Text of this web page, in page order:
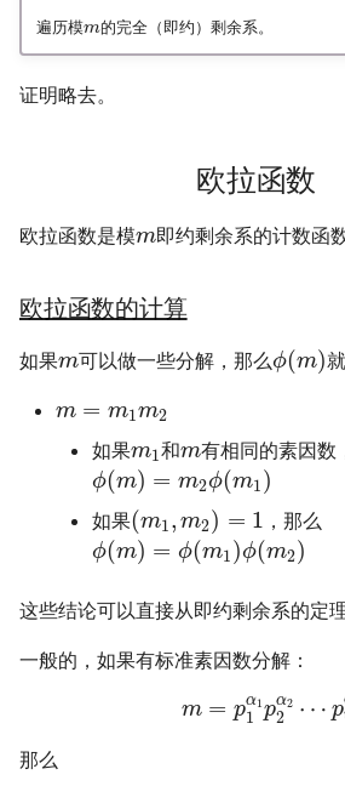
遍历模m的完全（即约）剩余系。
证明略去。
欧拉函数
欧拉函数是模m即约剩余系的计数函数
欧拉函数的计算
如果m可以做一些分解，那么ϕ(m)
m = m1m2
如果m1和m有相同的素因数
ϕ(m) = m2ϕ(m1)
如果(m1, m2) = 1 ，那么
ϕ(m) = ϕ(m1)ϕ(m2)
这些结论可以直接从即约剩余系的定理
一般的，如果有标准素因数分解：
m = pα1
1 pα2
2 ⋯ p
那么